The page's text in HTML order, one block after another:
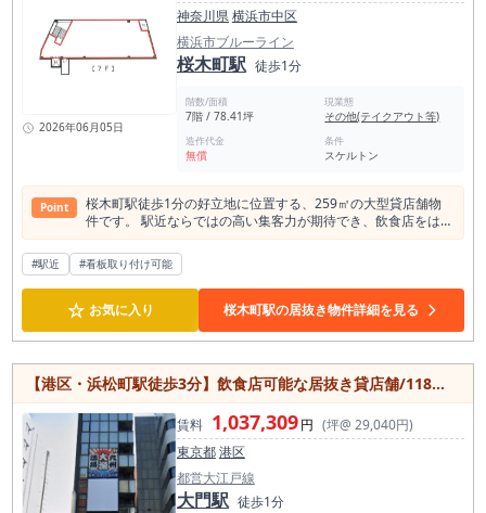
2026年06月05日
神奈川県横浜市中区
横浜市ブルーライン
桜木町駅 徒歩1分
階数/面積
7階 / 78.41坪
現業態
その他(テイクアウト等)
造作代金
無償
条件
スケルトン
Point
桜木町駅徒歩1分の好立地に位置する、259㎡の大型貸店舗物
件です。 駅近ならではの高い集客力が期待でき、飲食店をはじ
め、サービス店舗やショールームなど幅広い業種に対応可能。
最上階・1フロア1テナント仕様のため、独立性が高く、プライ
ベート感のある店舗運営を実現できます。 さらに角部屋ならで
はの開放感も魅力です。 スケルトン渡しのため、レイアウトや
内装を自由に設計でき、業態やブランドイメージに合わせた空
間づくりが可能。 広さを活かして大型レストランやバー、エン
ターテインメント系店舗などにもおすすめです。 JR桜木町駅や
日ノ出町駅も利用可能でアクセス性も良好。横浜エリアで存在
感のある大型店舗をお探しの方に適した物件です。
#駅近 #看板取り付け可能
☆ お気に入り 桜木町駅の居抜き物件詳細を見る
【港区・浜松町駅徒歩3分】飲食店可能な居抜き貸店舗/118㎡の大型テナント/1フロア大型店舗
賃料 1,037,309円 (坪@ 29,040円)
東京都港区
都営大江戸線
大門駅 徒歩1分